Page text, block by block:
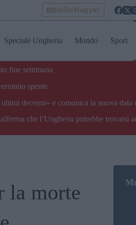
HelloMagyar
Speciale Ungheria Mondo Sport
fine settimana
spente
decenni» e comunica la nuova data
che l’Ungheria potrebbe trovarsi
la morte